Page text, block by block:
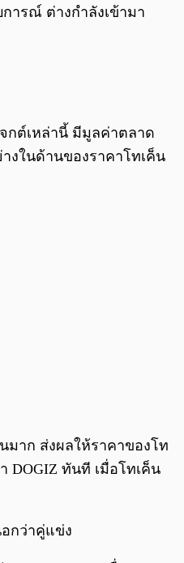
ารณ์ ต่างกำลังเข้ามา
จกต์เหล่านี้ มีมูลค่าตลาด
งในด้านของราคาโทเค็น
มาก ส่งผลให้ราคาของโท
DOGIZ ทันที เมื่อโทเค็น
กว่าคู่แข่ง